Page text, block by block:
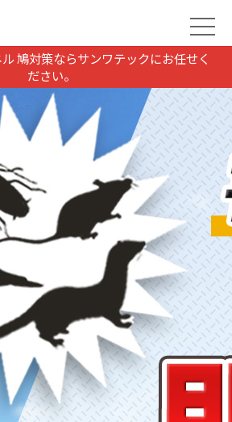
鳩対策ならサンワテックにお任せく
ださい。